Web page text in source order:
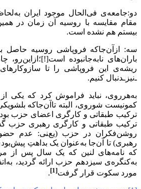
دو:جامعه‌ی فی‌الحال موجود ایران
مقام مقایسه با روسیه آن زمان در
بیستم هم نشده است.
سه: ازآن‌جاکه فروپاشی روسیه حاصل
باران‌های نابه‌جانبوده است[!]؛ازاین‌رو،
ریشه‌‌ی این فروپاشی را تا
ـ‌نیز‌ـدنبال کنیم.
به‌هرروی، نباید فراموش کرد که یکی
کمونیست شوروی، البته تاآن‌جاکه
ترکیب طبقاتی و کارگری اعضای حزب
ترکیب طبقاتی و کارگری رهبری حزب
روشن‌فکران در حزب (یعنی: عدم
رهبری) تا آن‌جا به‌عنوان یک بداهتِ
که نامه‌های لنین که یک سال پس از
به‌کنگره‌ی سیزدهم حزب ارائه گردید،
مورد سکوت قرار گرفت[1]
.